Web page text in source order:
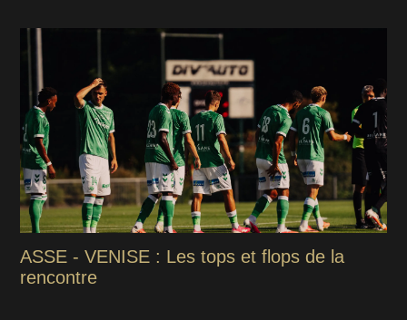
ASSE - VENISE : Les tops et flops de la
rencontre